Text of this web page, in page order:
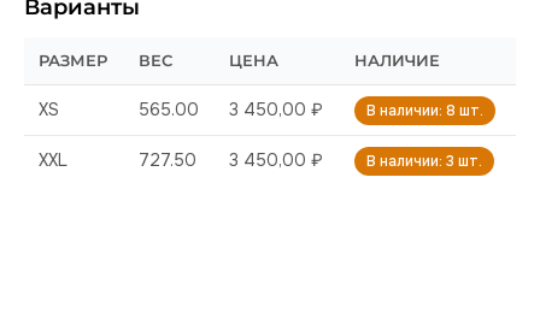
Варианты
РАЗМЕР ВЕС ЦЕНА НАЛИЧИЕ
XS 565.00 3 450,00 ₽ В наличии: 8 шт.
XXL 727.50 3 450,00 ₽ В наличии: 3 шт.